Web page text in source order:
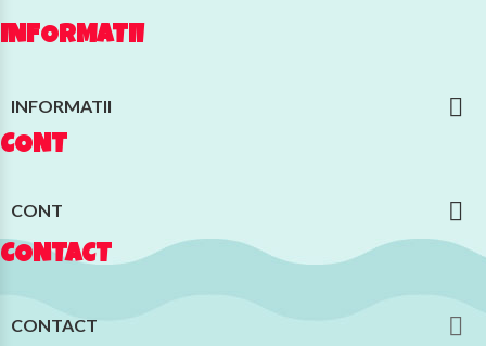
INFORMATII
INFORMATII 
CONT
CONT 
CONTACT
CONTACT 